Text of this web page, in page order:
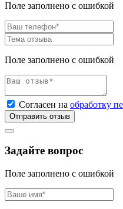
Поле заполнено с ошибкой
Поле заполнено с ошибкой
Согласен на обработку
Отправить отзыв
Задайте вопрос
Поле заполнено с ошибкой